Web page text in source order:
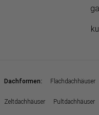
Dachformen: Flachdachhäuser
Zeltdachhäuser Pultdachhäuser